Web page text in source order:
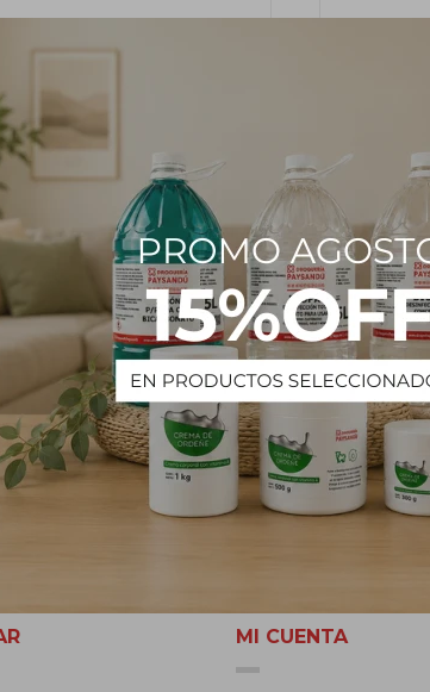
48
Playa Pascual - San José.
a 19:00 y Sábados de 09:00
MI CUENTA